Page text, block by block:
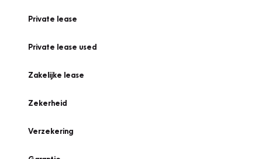
Private lease
Private lease used
Zakelijke lease
Zekerheid
Verzekering